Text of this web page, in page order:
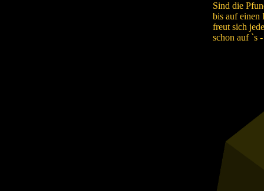
Sind die
bis auf einen
freut sich
schon auf `s